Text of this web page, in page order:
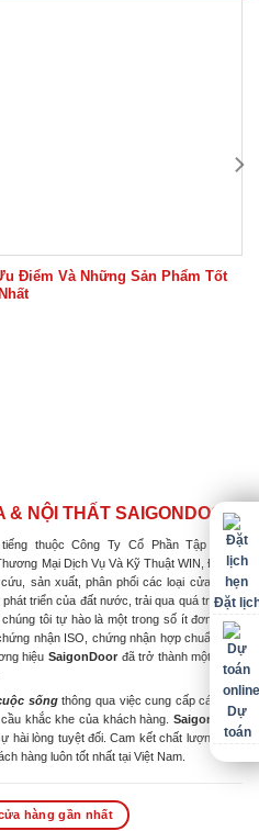
Điểm Và Những Sản Phẩm Tốt
Nhất
& NỘI THẤT SAIGONDOOR
thuộc Công Ty Cổ Phần Tập Đoàn
Mại Dịch Vụ Và Kỹ Thuật WIN, Đơn vị
sản xuất, phân phối các loại cửa & nội
triển của đất nước, trải qua quá trình nỗ
tôi tự hào là một trong số ít đơn vị có
nhận ISO, chứng nhận hợp chuẩn hợp
hiệu SaigonDoor đã trở thành một trong
sốngthông qua việc cung cấp các sản
khắc khe của khách hàng. SaigonDoor
hài lòng tuyệt đối. Cam kết chất lượng dịch
hàng luôn tốt nhất tại Việt Nam.
hàng gần nhất
Đặt
Dự
toán